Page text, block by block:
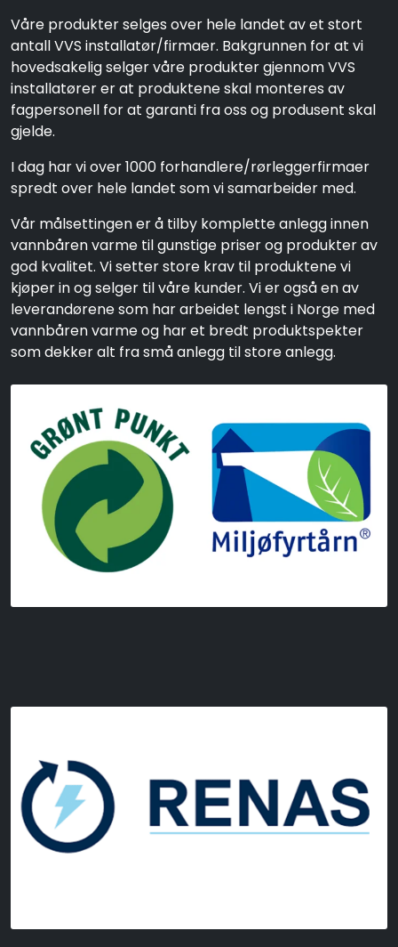
Våre produkter selges over hele landet av et stort
antall VVS installatør/firmaer. Bakgrunnen for at vi
hovedsakelig selger våre produkter gjennom VVS
installatører er at produktene skal monteres av
fagpersonell for at garanti fra oss og produsent skal
gjelde.
I dag har vi over 1000 forhandlere/rørleggerfirmaer
spredt over hele landet som vi samarbeider med.
Vår målsettingen er å tilby komplette anlegg innen
vannbåren varme til gunstige priser og produkter av
god kvalitet. Vi setter store krav til produktene vi
kjøper in og selger til våre kunder. Vi er også en av
leverandørene som har arbeidet lengst i Norge med
vannbåren varme og har et bredt produktspekter
som dekker alt fra små anlegg til store anlegg.